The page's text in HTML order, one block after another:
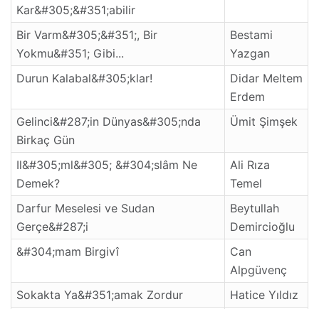
Kar&#305;&#351;abilir
Bir Varm&#305;&#351;, Bir
Yokmu&#351; Gibi...
Bestami
Yazgan
Durun Kalabal&#305;klar!
Didar Meltem
Erdem
Gelinci&#287;in Dünyas&#305;nda
Birkaç Gün
Ümit Şimşek
Il&#305;ml&#305; &#304;slâm Ne
Demek?
Ali Rıza
Temel
Darfur Meselesi ve Sudan
Gerçe&#287;i
Beytullah
Demircioğlu
&#304;mam Birgivî
Can
Alpgüvenç
Sokakta Ya&#351;amak Zordur
Hatice Yıldız